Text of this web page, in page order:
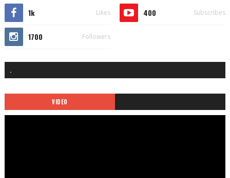
1k Likes 400 Subscribes
1700 Followers
.
VIDEO